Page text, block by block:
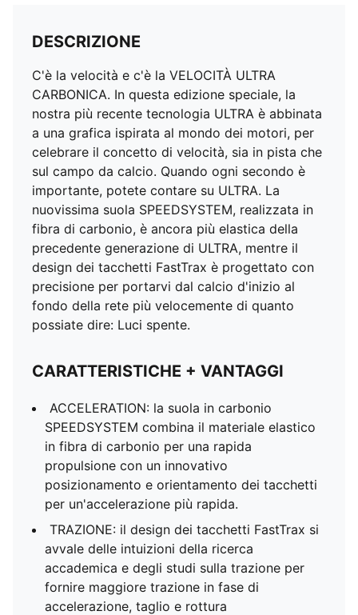
Costruzione slip-on a taglio basso
FG: adatte all’uso su terreni compatti
DESCRIZIONE
C'è la velocità e c'è la VELOCITÀ ULTRA
CARBONICA. In questa edizione speciale, la
nostra più recente tecnologia ULTRA è abbinata
a una grafica ispirata al mondo dei motori, per
celebrare il concetto di velocità, sia in pista che
sul campo da calcio. Quando ogni secondo è
importante, potete contare su ULTRA. La
nuovissima suola SPEEDSYSTEM, realizzata in
fibra di carbonio, è ancora più elastica della
precedente generazione di ULTRA, mentre il
design dei tacchetti FastTrax è progettato con
precisione per portarvi dal calcio d'inizio al
fondo della rete più velocemente di quanto
possiate dire: Luci spente.
CARATTERISTICHE + VANTAGGI
ACCELERATION: la suola in carbonio
SPEEDSYSTEM combina il materiale elastico
in fibra di carbonio per una rapida
propulsione con un innovativo
posizionamento e orientamento dei tacchetti
per un'accelerazione più rapida.
TRAZIONE: il design dei tacchetti FastTrax si
avvale delle intuizioni della ricerca
accademica e degli studi sulla trazione per
fornire maggiore trazione in fase di
accelerazione, taglio e rottura